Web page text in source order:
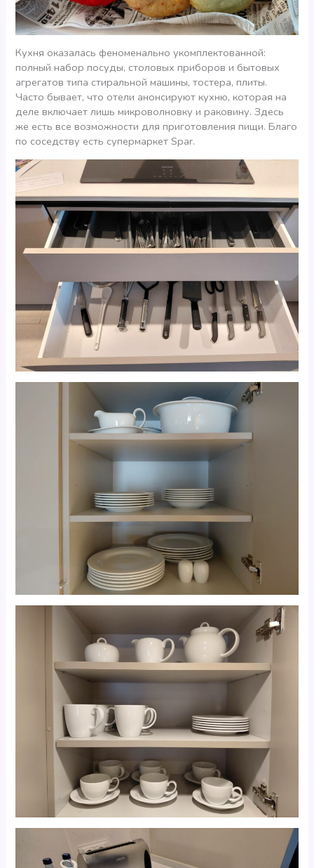
Кухня оказалась феноменально укомплектованной:
полный набор посуды, столовых приборов и бытовых
агрегатов типа стиральной машины, тостера, плиты.
Часто бывает, что отели анонсируют кухню, которая на
деле включает лишь микроволновку и раковину. Здесь
же есть все возможности для приготовления пищи. Благо
по соседству есть супермаркет Spar.